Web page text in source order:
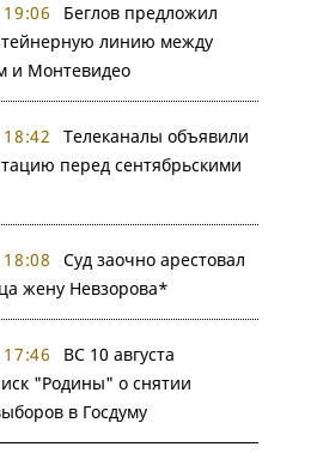
Беглов предложил
линию между
и Монтевидео
Телеканалы объявили
перед сентябрьскими
Суд заочно арестовал
жену Невзорова*
ВС 10 августа
"Родины" о снятии
в Госдуму